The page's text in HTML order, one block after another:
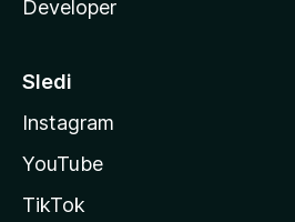
Developer
Sledi
Instagram
YouTube
TikTok